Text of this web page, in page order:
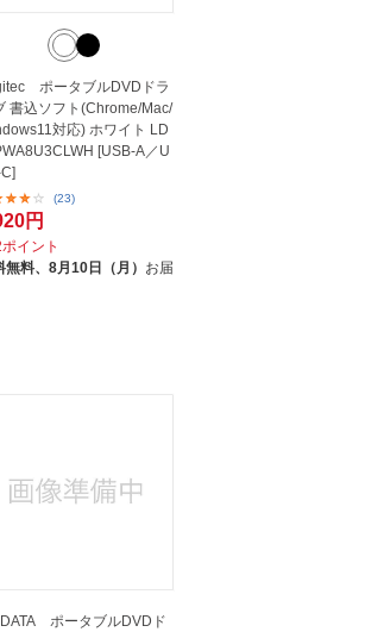
ポータブルDVDドラ
書込ソフト(Chrome/Mac/
対応) ホワイト LD
[USB-A／U
(23)
円
イント
料、 8月10日（月） お届
DATA ポータブルDVDド